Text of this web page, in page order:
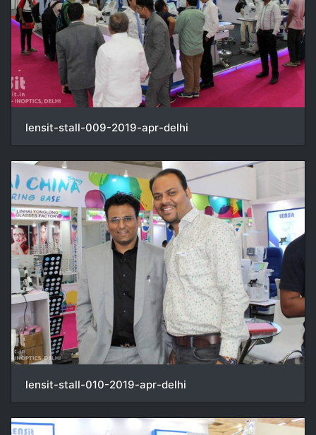
lensit-stall-009-2019-apr-delhi
lensit-stall-010-2019-apr-delhi